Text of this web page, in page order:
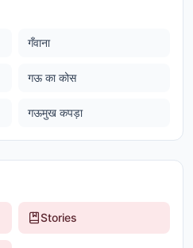
गँवाना
गऊ का कोस
गऊमुख कपड़ा
Stories